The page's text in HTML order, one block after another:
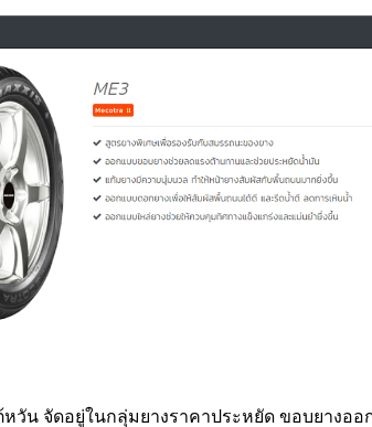
หวัน จัดอยู่ในกลุ่มยางราคาประหยัด ขอบยางออ